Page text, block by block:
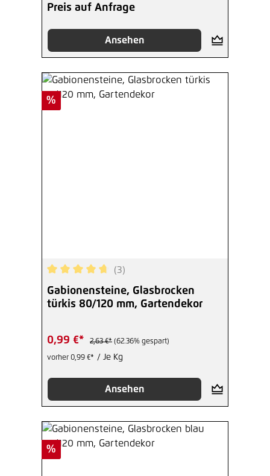
Preis auf Anfrage
Ansehen
Rabatt
%
Durchschnittliche Bewertung von 4.67 von 5
(3)
Gabionensteine, Glasbrocken
türkis 80/120 mm, Gartendekor
0,99 €* 2,63 €* (62.36% gespart)
vorher 0,99 €* / Je Kg
Ansehen
Rabatt
%